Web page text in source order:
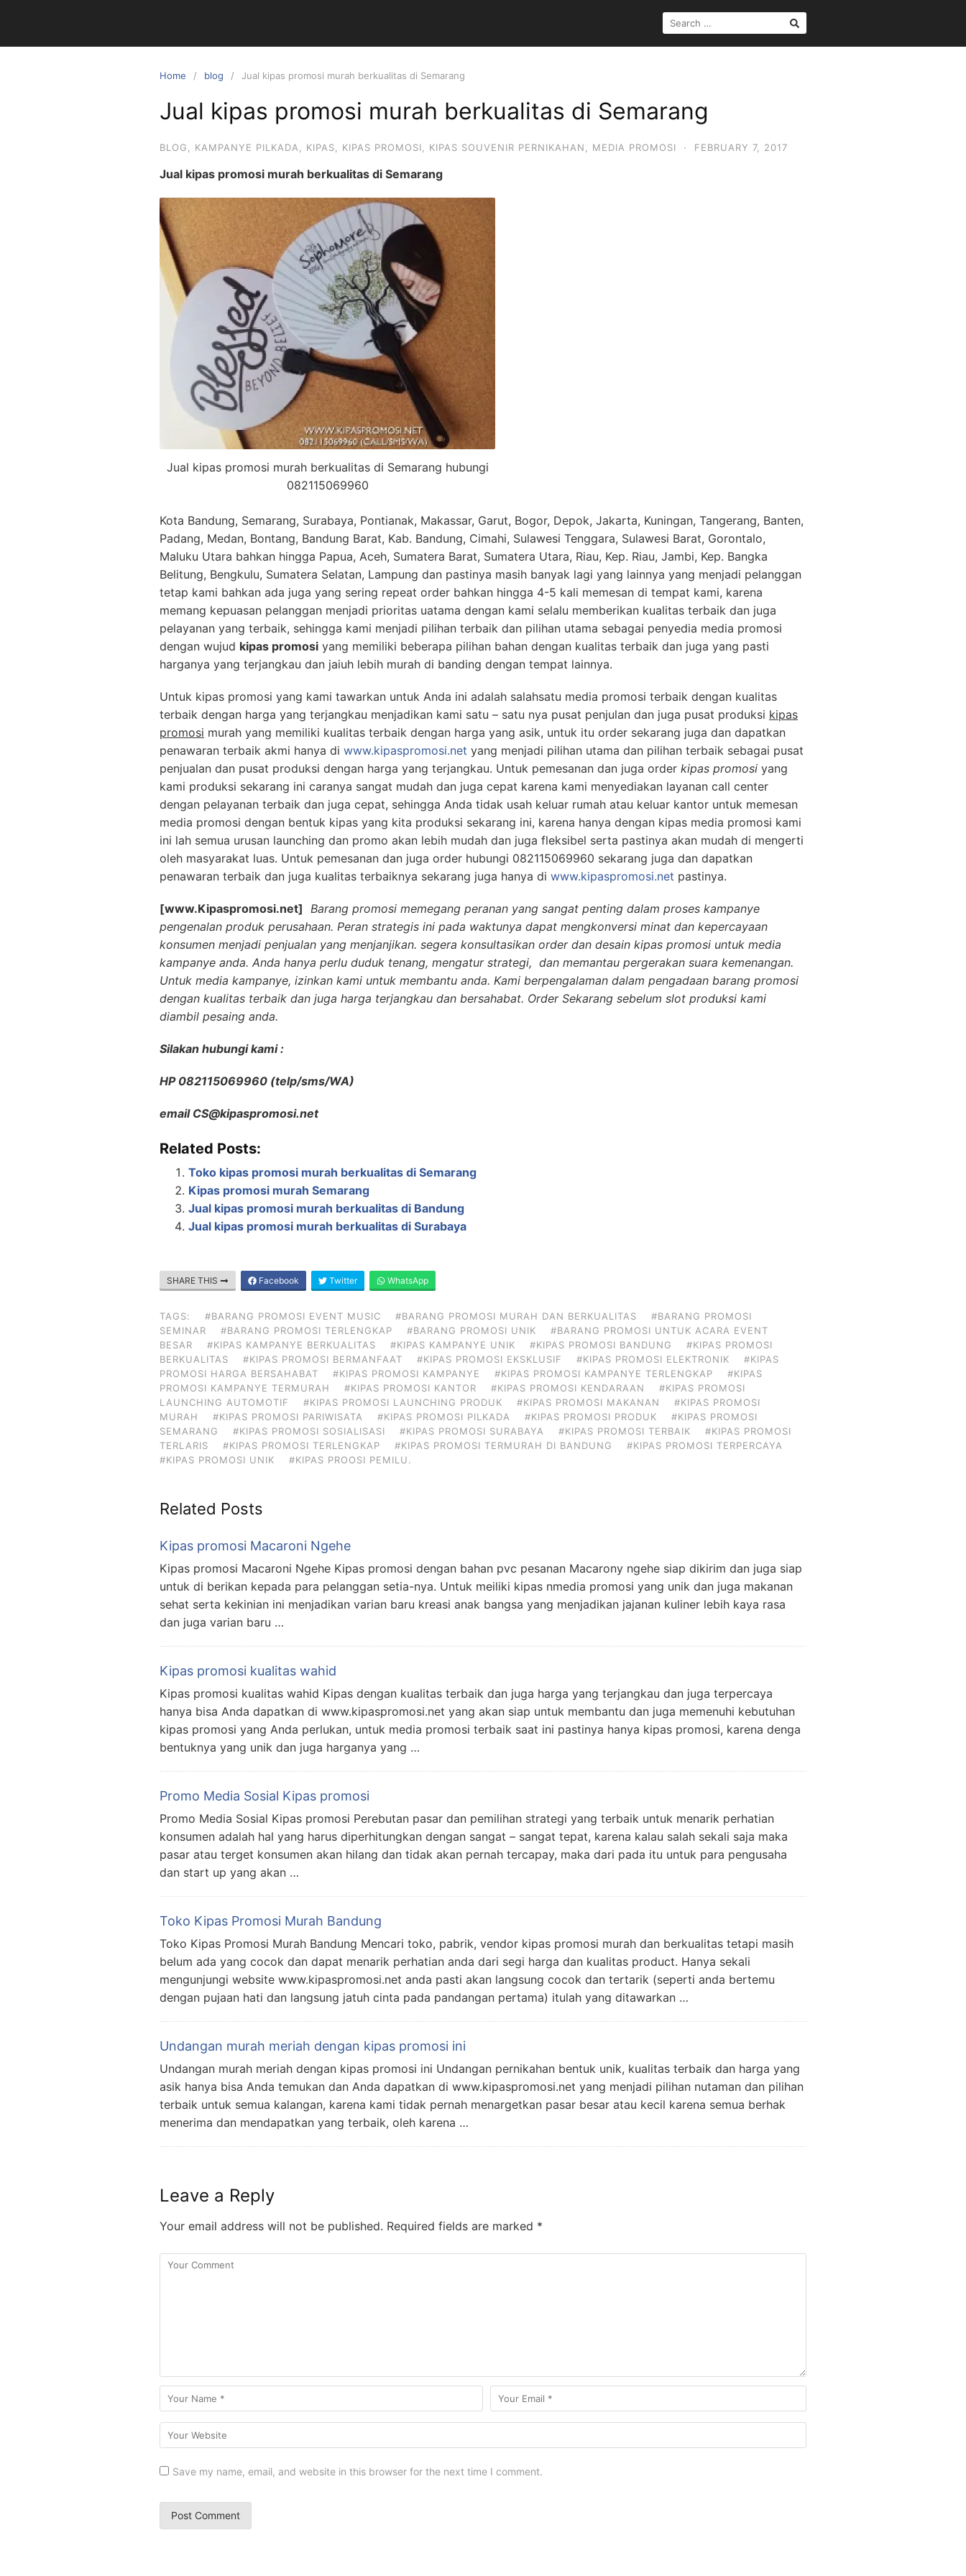
content
SEARCH
FOR:
Home blog Jual kipas promosi murah berkualitas di Semarang
Jual kipas promosi murah berkualitas di Semarang
BLOG KAMPANYE PILKADA KIPAS KIPAS PROMOSI KIPAS SOUVENIR PERNIKAHAN MEDIA PROMOSI · FEBRUARY 7, 2017
Jual kipas promosi murah berkualitas di Semarang
Jual kipas promosi murah berkualitas di Semarang hubungi
082115069960
Kota Bandung, Semarang, Surabaya, Pontianak, Makassar, Garut, Bogor, Depok, Jakarta, Kuningan, Tangerang, Banten,
Padang, Medan, Bontang, Bandung Barat, Kab. Bandung, Cimahi, Sulawesi Tenggara, Sulawesi Barat, Gorontalo,
Maluku Utara bahkan hingga Papua, Aceh, Sumatera Barat, Sumatera Utara, Riau, Kep. Riau, Jambi, Kep. Bangka
Belitung, Bengkulu, Sumatera Selatan, Lampung dan pastinya masih banyak lagi yang lainnya yang menjadi pelanggan
tetap kami bahkan ada juga yang sering repeat order bahkan hingga 4-5 kali memesan di tempat kami, karena
memang kepuasan pelanggan menjadi prioritas uatama dengan kami selalu memberikan kualitas terbaik dan juga
pelayanan yang terbaik, sehingga kami menjadi pilihan terbaik dan pilihan utama sebagai penyedia media promosi
dengan wujud kipas promosi yang memiliki beberapa pilihan bahan dengan kualitas terbaik dan juga yang pasti
harganya yang terjangkau dan jaiuh lebih murah di banding dengan tempat lainnya.
Untuk kipas promosi yang kami tawarkan untuk Anda ini adalah salahsatu media promosi terbaik dengan kualitas
terbaik dengan harga yang terjangkau menjadikan kami satu – satu nya pusat penjulan dan juga pusat produksi kipas
promosi murah yang memiliki kualitas terbaik dengan harga yang asik, untuk itu order sekarang juga dan dapatkan
penawaran terbaik akmi hanya di www.kipaspromosi.net yang menjadi pilihan utama dan pilihan terbaik sebagai pusat
penjualan dan pusat produksi dengan harga yang terjangkau. Untuk pemesanan dan juga order kipas promosi yang
kami produksi sekarang ini caranya sangat mudah dan juga cepat karena kami menyediakan layanan call center
dengan pelayanan terbaik dan juga cepat, sehingga Anda tidak usah keluar rumah atau keluar kantor untuk memesan
media promosi dengan bentuk kipas yang kita produksi sekarang ini, karena hanya dengan kipas media promosi kami
ini lah semua urusan launching dan promo akan lebih mudah dan juga fleksibel serta pastinya akan mudah di mengerti
oleh masyarakat luas. Untuk pemesanan dan juga order hubungi 082115069960 sekarang juga dan dapatkan
penawaran terbaik dan juga kualitas terbaiknya sekarang juga hanya di www.kipaspromosi.net pastinya.
[www.Kipaspromosi.net]
Barang promosi memegang peranan yang sangat penting dalam proses kampanye
pengenalan produk perusahaan. Peran strategis ini pada waktunya dapat mengkonversi minat dan kepercayaan
konsumen menjadi penjualan yang menjanjikan. segera konsultasikan order dan desain kipas promosi untuk media
kampanye anda. Anda hanya perlu duduk tenang, mengatur strategi, dan memantau pergerakan suara kemenangan.
Untuk media kampanye, izinkan kami untuk membantu anda. Kami berpengalaman dalam pengadaan barang promosi
dengan kualitas terbaik dan juga harga terjangkau dan bersahabat. Order Sekarang sebelum slot produksi kami
diambil pesaing anda.
Silakan hubungi kami :
HP 082115069960 (telp/sms/WA)
email CS@kipaspromosi.net
Related Posts:
Toko kipas promosi murah berkualitas di Semarang
Kipas promosi murah Semarang
Jual kipas promosi murah berkualitas di Bandung
Jual kipas promosi murah berkualitas di Surabaya
SHARE THIS Facebook Twitter WhatsApp
TAGS: #BARANG PROMOSI EVENT MUSIC #BARANG PROMOSI MURAH DAN BERKUALITAS
#BARANG PROMOSI
SEMINAR
#BARANG PROMOSI TERLENGKAP #BARANG PROMOSI UNIK
#BARANG PROMOSI UNTUK ACARA EVENT
BESAR
#KIPAS KAMPANYE BERKUALITAS #KIPAS KAMPANYE UNIK #KIPAS PROMOSI BANDUNG
#KIPAS PROMOSI
BERKUALITAS
#KIPAS PROMOSI BERMANFAAT #KIPAS PROMOSI EKSKLUSIF #KIPAS PROMOSI ELEKTRONIK
#KIPAS
PROMOSI HARGA BERSAHABAT
#KIPAS PROMOSI KAMPANYE #KIPAS PROMOSI KAMPANYE TERLENGKAP
#KIPAS
PROMOSI KAMPANYE TERMURAH
#KIPAS PROMOSI KANTOR #KIPAS PROMOSI KENDARAAN
#KIPAS PROMOSI
LAUNCHING AUTOMOTIF
#KIPAS PROMOSI LAUNCHING PRODUK #KIPAS PROMOSI MAKANAN
#KIPAS PROMOSI
MURAH
#KIPAS PROMOSI PARIWISATA #KIPAS PROMOSI PILKADA #KIPAS PROMOSI PRODUK
#KIPAS PROMOSI
SEMARANG
#KIPAS PROMOSI SOSIALISASI #KIPAS PROMOSI SURABAYA #KIPAS PROMOSI TERBAIK
#KIPAS PROMOSI
TERLARIS
#KIPAS PROMOSI TERLENGKAP #KIPAS PROMOSI TERMURAH DI BANDUNG
#KIPAS PROMOSI TERPERCAYA
#KIPAS PROMOSI UNIK
#KIPAS PROOSI PEMILU.
Related Posts
Kipas promosi Macaroni Ngehe
Kipas promosi Macaroni Ngehe Kipas promosi dengan bahan pvc pesanan Macarony ngehe siap dikirim dan juga siap
untuk di berikan kepada para pelanggan setia-nya. Untuk meiliki kipas nmedia promosi yang unik dan juga makanan
sehat serta kekinian ini menjadikan varian baru kreasi anak bangsa yang menjadikan jajanan kuliner lebih kaya rasa
dan juga varian baru …
Kipas promosi kualitas wahid
Kipas promosi kualitas wahid Kipas dengan kualitas terbaik dan juga harga yang terjangkau dan juga terpercaya
hanya bisa Anda dapatkan di www.kipaspromosi.net yang akan siap untuk membantu dan juga memenuhi kebutuhan
kipas promosi yang Anda perlukan, untuk media promosi terbaik saat ini pastinya hanya kipas promosi, karena denga
bentuknya yang unik dan juga harganya yang …
Promo Media Sosial Kipas promosi
Promo Media Sosial Kipas promosi Perebutan pasar dan pemilihan strategi yang terbaik untuk menarik perhatian
konsumen adalah hal yang harus diperhitungkan dengan sangat – sangat tepat, karena kalau salah sekali saja maka
pasar atau terget konsumen akan hilang dan tidak akan pernah tercapay, maka dari pada itu untuk para pengusaha
dan start up yang akan …
Toko Kipas Promosi Murah Bandung
Toko Kipas Promosi Murah Bandung Mencari toko, pabrik, vendor kipas promosi murah dan berkualitas tetapi masih
belum ada yang cocok dan dapat menarik perhatian anda dari segi harga dan kualitas product. Hanya sekali
mengunjungi website www.kipaspromosi.net anda pasti akan langsung cocok dan tertarik (seperti anda bertemu
dengan pujaan hati dan langsung jatuh cinta pada pandangan pertama) itulah yang ditawarkan …
Undangan murah meriah dengan kipas promosi ini
Undangan murah meriah dengan kipas promosi ini Undangan pernikahan bentuk unik, kualitas terbaik dan harga yang
asik hanya bisa Anda temukan dan Anda dapatkan di www.kipaspromosi.net yang menjadi pilihan nutaman dan pilihan
terbaik untuk semua kalangan, karena kami tidak pernah menargetkan pasar besar atau kecil karena semua berhak
menerima dan mendapatkan yang terbaik, oleh karena …
Leave a Reply
Your email address will not be published. Required fields are marked *
Save my name, email, and website in this browser for the next time I comment.